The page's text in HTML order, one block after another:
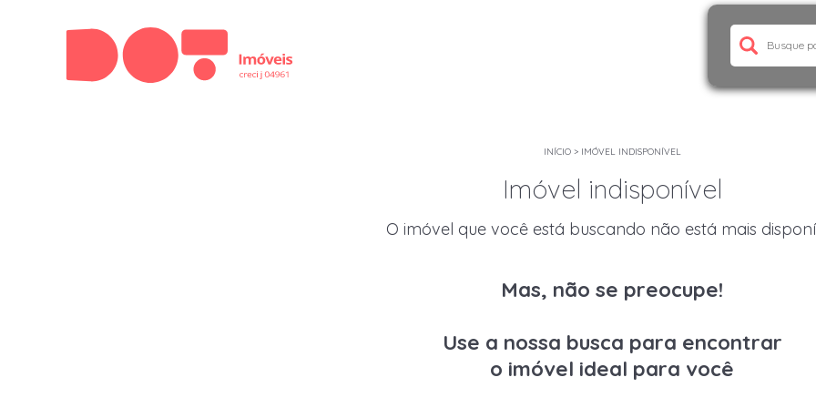
Menu
INÍCIO> IMÓVEL INDISPONÍVEL
Imóvel indisponível
O imóvel que você está buscando não está mais
Mas, não se preocupe!
Use a nossa busca para encontrar
o imóvel ideal para você